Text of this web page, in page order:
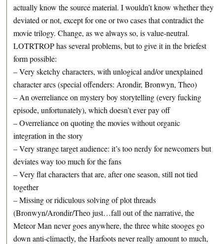
actually know the source material. I wouldn’t know whether they
deviated or not, except for one or two cases that contradict the
movie trilogy. Change, as we always so, is value-neutral.
LOTRTROP has several problems, but to give it in the briefest
form possible:
– Very sketchy characters, with unlogical and/or unexplained
character arcs (special offenders: Arondir, Bronwyn, Theo)
– An overreliance on mystery boy storytelling (every fucking
episode, unfortunately), which doesn’t ever pay off
– Overreliance on quoting the movies without organic
integration in the story
– Very strange target audience: it’s too nerdy for newcomers but
deviates way too much for the fans
– Very flat characters that are, after one season, still not tied
together
– Missing or ridiculous solving of plot threads
(Bronwyn/Arondir/Theo just…fall out of the narrative, the
Meteor Man never goes anywhere, the three white stooges go
down anti-climactly, the Harfoots never really amount to much,